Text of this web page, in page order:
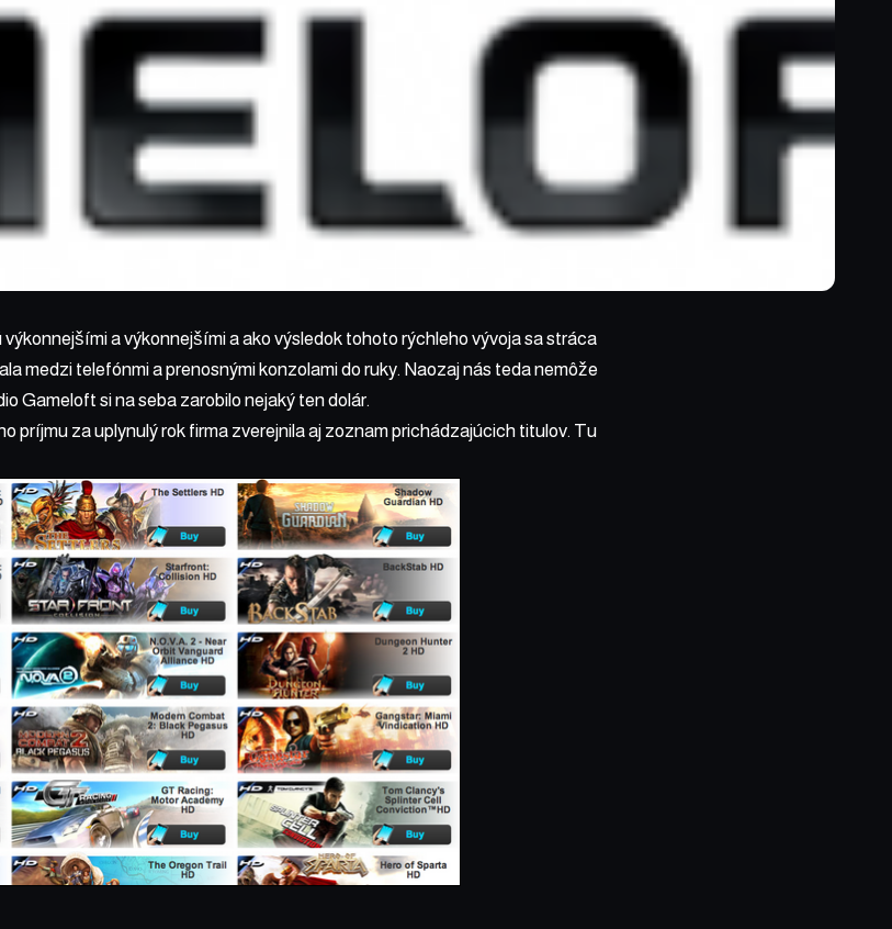
a výkonnejšími a ako výsledok tohoto rýchleho vývoja sa stráca
medzi telefónmi a prenosnými konzolami do ruky. Naozaj nás teda nemôže
Gameloft si na seba zarobilo nejaký ten dolár.
príjmu za uplynulý rok firma zverejnila aj zoznam prichádzajúcich titulov. Tu